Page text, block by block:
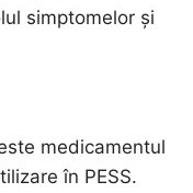
simptomelor și
medicamentul
în PESS.